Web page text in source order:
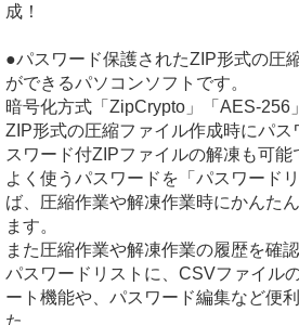
成！
●パスワード保護されたZIP形式の圧
ができるパソコンソフトです。
暗号化方式「ZipCrypto」「AES-256
ZIP形式の圧縮ファイル作成時にパ
スワード付ZIPファイルの解凍も可能
よく使うパスワードを「パスワード
ば、圧縮作業や解凍作業時にかんた
ます。
また圧縮作業や解凍作業の履歴を確
パスワードリストに、CSVファイル
ート機能や、パスワード編集など便
た。